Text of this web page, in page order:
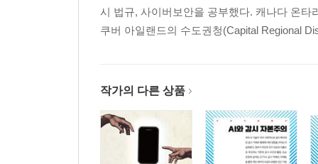
시 법규, 사이버보안을 공부했다. 캐나다 온
쿠버 아일랜드의 수도권청(Capital Regional
작가의 다른 상품